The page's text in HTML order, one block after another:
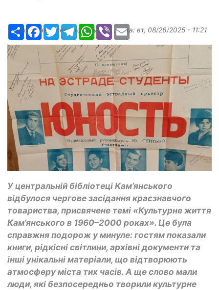
РесурсFacebook
TwitterTelegramWhatsApp
ViberEmail
Надіслав:Александр Бугаев , дата: вт, 08/26/2025 - 11:21
У центральній бібліотеці Кам’янського
відбулося чергове засідання краєзнавчого
товариства, присвячене темі «Культурне життя
Кам’янського в 1960–2000 роках». Це була
справжня подорож у минуле: гостям показали
книги, рідкісні світлини, архівні документи та
інші унікальні матеріали, що відтворюють
атмосферу міста тих часів. А ще слово мали
люди, які безпосередньо творили культурне